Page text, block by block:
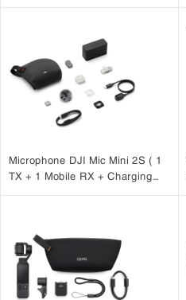
Microphone DJI Mic Mini 2S ( 1
TX + 1 Mobile RX + Charging